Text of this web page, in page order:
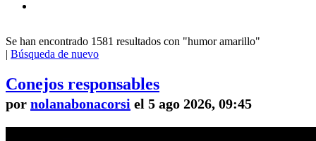
Se han encontrado 1581 resultados con "humor amarillo"
| Búsqueda de nuevo
Conejos responsables
por nolanabonacorsi el 5 ago 2026, 09:45